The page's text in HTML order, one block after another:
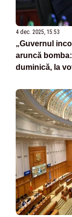
4 dec. 2025, 15:53
„Guvernul
aruncă
duminică, la